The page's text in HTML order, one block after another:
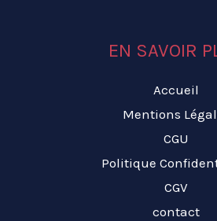
EN SAVOIR
Accueil
Mentions
CGU
Politique
CGV
contact